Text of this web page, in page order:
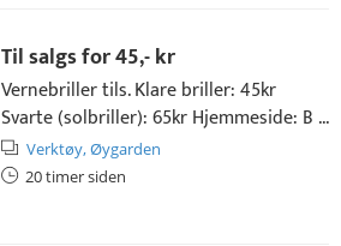
Til salgs for45,- kr
Vernebriller tils. Klare briller: 45kr
Svarte (solbriller): 65kr Hjemmeside: B ...
Verktøy,Øygarden
20 timer siden